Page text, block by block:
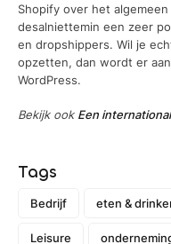
Shopify over het
desalniettemin een zeer
en dropshippers. Wil je
opzetten, dan wordt er
WordPress.
Bekijk ook Een
Tags
Bedrijf eten &
Leisure